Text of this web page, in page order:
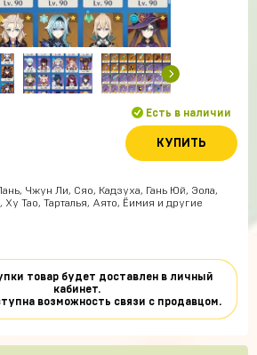
Есть в наличии
КУПИТЬ
Чжун Ли, Сяо, Кадзуха, Гань Юй, Эола,
Тао, Тарталья, Аято, Ёимия и другие
товар будет доставлен в личный
кабинет.
возможность связи с продавцом.